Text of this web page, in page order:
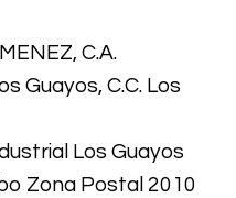
C.A.
Guayos, C.C. Los
Los Guayos
Zona Postal 2010